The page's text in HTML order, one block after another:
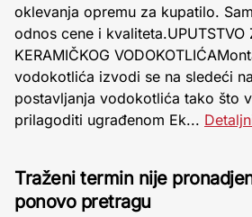
oklevanja opremu za kupatilo.
odnos cene i kvaliteta.UPUTSTVO
KERAMIČKOG
vodokotlića izvodi se na sledeći
postavljanja vodokotlića tako što
prilagoditi ugrađenom Ek...
Traženi termin nije
ponovo pretragu